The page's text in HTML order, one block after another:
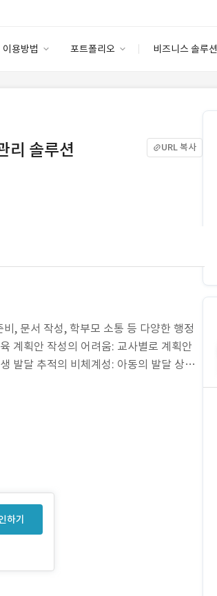
이용방법 포트폴리오 비즈니스 솔루션
고객센터
안심 코드 케어
스토어
리 솔루션
URL 복사
, 문서 작성, 학부모 소통 등 다양한 행정
계획안 작성의 어려움: 교사별로 계획안
발달 추적의 비체계성: 아동의 발달 상황
하기